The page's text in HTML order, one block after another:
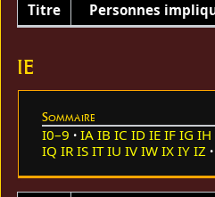
Titre Personnes
IE
Sommaire
I0–9 IA IB IC ID IE IF IG IH
IQ IR IS IT IU IV IW IX IY IZ